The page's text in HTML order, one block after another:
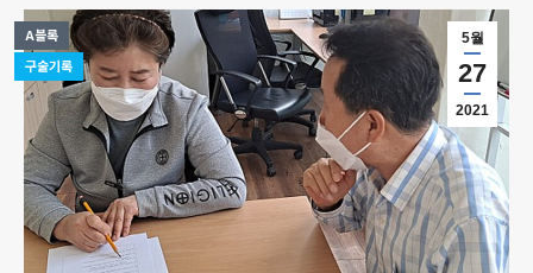
5월
27
2021
A블록
구술기록